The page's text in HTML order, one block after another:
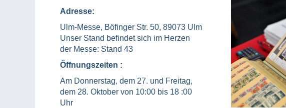
Adresse:
Ulm-Messe, Böfinger Str. 50, 89073 Ulm
Unser Stand befindet sich im Herzen
der Messe: Stand 43
Öffnungszeiten :
Am Donnerstag, dem 27. und Freitag,
dem 28. Oktober von 10:00 bis 18 :00
Uhr